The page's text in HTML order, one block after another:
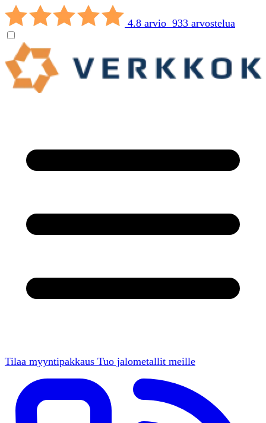
4.8 arvio 933 arvostelua
Tilaa myyntipakkaus Tuo jalometallit meille